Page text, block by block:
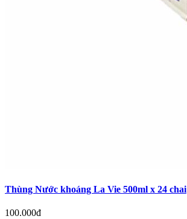
Thùng Nước khoáng La Vie 500ml x 24 chai
100.000đ